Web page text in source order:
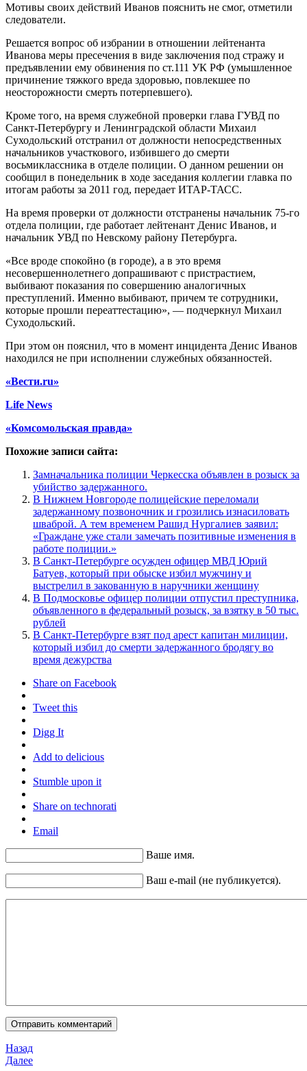
Мотивы своих действий Иванов пояснить не смог, отметили
следователи.
Решается вопрос об избрании в отношении лейтенанта
Иванова меры пресечения в виде заключения под стражу и
предъявлении ему обвинения по ст.111 УК РФ (умышленное
причинение тяжкого вреда здоровью, повлекшее по
неосторожности смерть потерпевшего).
Кроме того, на время служебной проверки глава ГУВД по
Санкт-Петербургу и Ленинградской области Михаил
Суходольский отстранил от должности непосредственных
начальников участкового, избившего до смерти
восьмиклассника в отделе полиции. О данном решении он
сообщил в понедельник в ходе заседания коллегии главка по
итогам работы за 2011 год, передает ИТАР-ТАСС.
На время проверки от должности отстранены начальник 75-го
отдела полиции, где работает лейтенант Денис Иванов, и
начальник УВД по Невскому району Петербурга.
«Все вроде спокойно (в городе), а в это время
несовершеннолетнего допрашивают с пристрастием,
выбивают показания по совершению аналогичных
преступлений. Именно выбивают, причем те сотрудники,
которые прошли переаттестацию», — подчеркнул Михаил
Суходольский.
При этом он пояснил, что в момент инцидента Денис Иванов
находился не при исполнении служебных обязанностей.
«Вести.ru»
Life News
«Комсомольская правда»
Похожие записи сайта:
Замначальника полиции Черкесска объявлен в розыск за
убийство задержанного.
В Нижнем Новгороде полицейские переломали
задержанному позвоночник и грозились изнасиловать
шваброй. А тем временем Рашид Нургалиев заявил:
«Граждане уже стали замечать позитивные изменения в
работе полиции.»
В Санкт-Петербурге осужден офицер МВД Юрий
Батуев, который при обыске избил мужчину и
выстрелил в закованную в наручники женщину
В Подмосковье офицер полиции отпустил преступника,
объявленного в федеральный розыск, за взятку в 50 тыс.
рублей
В Санкт-Петербурге взят под арест капитан милиции,
который избил до смерти задержанного бродягу во
время дежурства
Share on Facebook
Tweet this
Digg It
Add to delicious
Stumble upon it
Share on technorati
Email
Ваше имя.
Ваш e-mail (не публикуется).
Назад
Далее